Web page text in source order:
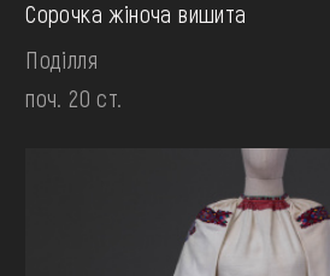
Сорочка жіноча вишита
Поділля
поч. 20 ст.